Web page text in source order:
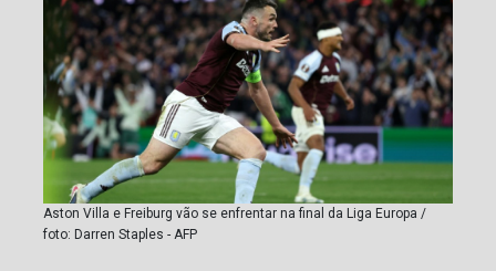
Aston Villa e Freiburg vão se enfrentar na final da Liga Europa /
foto: Darren Staples - AFP